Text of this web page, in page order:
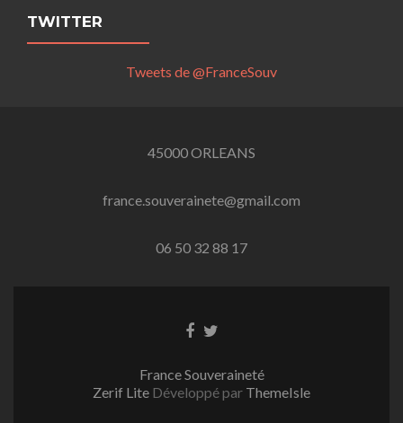
TWITTER
Tweets de @FranceSouv
45000 ORLEANS
france.souverainete@gmail.com
06 50 32 88 17
LienLien
France Souveraineté
Zerif Lite Développé par ThemeIsle